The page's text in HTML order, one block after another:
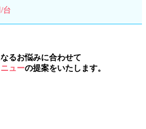
台
るお悩みに合わせて
ューの提案をいたします。